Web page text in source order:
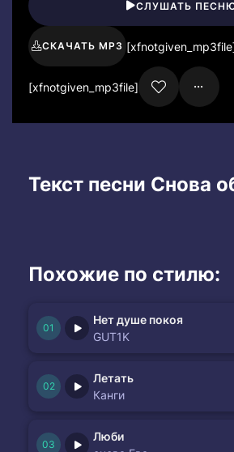
СЛУШАТЬ
СКАЧАТЬ MP3
[xfnotgiven_mp3file]
Текст песни Снова
Похожие по стилю:
Нет душе покоя
GUT1K
Летать
Канги
Люби